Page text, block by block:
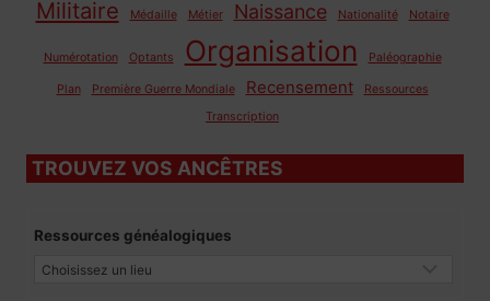
Militaire Médaille Métier Naissance Nationalité Notaire
Numérotation Optants Organisation Paléographie
Plan Première Guerre Mondiale Recensement
Ressources
Transcription
TROUVEZ VOS ANCÊTRES
Ressources généalogiques